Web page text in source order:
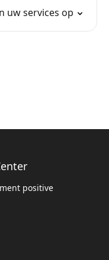
uw services op
positive